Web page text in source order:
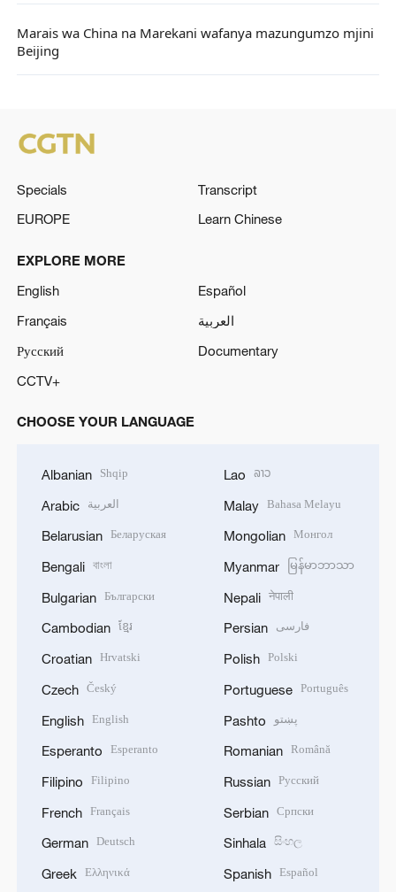
Marais wa China na Marekani wafanya mazungumzo mjini
Beijing
Specials
Transcript
EUROPE
Learn Chinese
EXPLORE MORE
English
Español
Français
العربية
Русский
Documentary
CCTV+
CHOOSE YOUR LANGUAGE
Albanian Shqip
Arabic العربية
Belarusian Беларуская
Bengali বাংলা
Bulgarian Български
Cambodian ខ្មែរ
Croatian Hrvatski
Czech Český
English English
Esperanto Esperanto
Filipino Filipino
French Français
German Deutsch
Greek Ελληνικά
Lao ລາວ
Malay Bahasa Melayu
Mongolian Монгол
Myanmar မြန်မာဘာသာ
Nepali नेपाली
Persian فارسی
Polish Polski
Portuguese Português
Pashto پښتو
Romanian Română
Russian Русский
Serbian Српски
Sinhala සිංහල
Spanish Español